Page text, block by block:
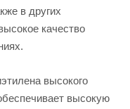
в других
качество
высокого
высокую